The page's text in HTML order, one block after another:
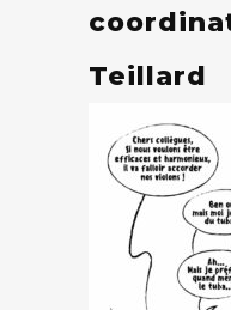
Teillard